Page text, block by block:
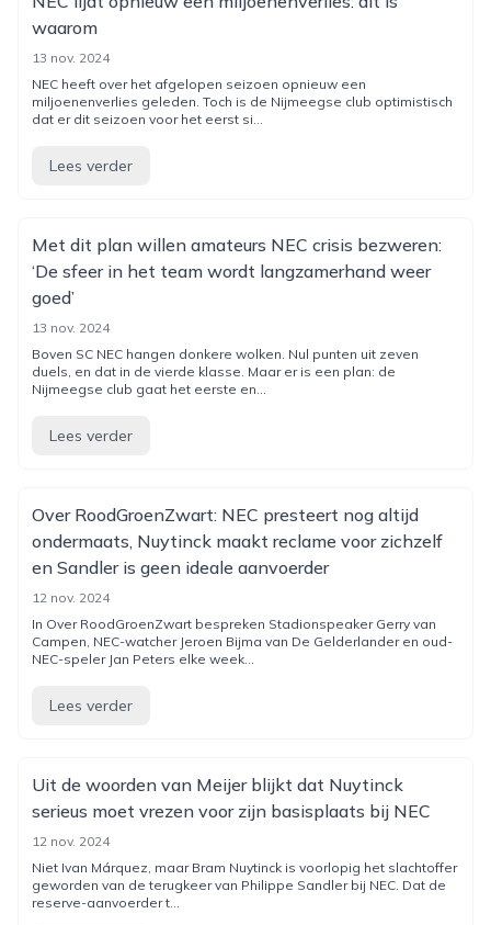
waarom
13 nov. 2024
NEC heeft over het afgelopen seizoen opnieuw een
miljoenenverlies geleden. Toch is de Nijmeegse club optimistisch
dat er dit seizoen voor het eerst si...
Lees verder
Met dit plan willen amateurs NEC crisis bezweren:
‘De sfeer in het team wordt langzamerhand weer
goed’
13 nov. 2024
Boven SC NEC hangen donkere wolken. Nul punten uit zeven
duels, en dat in de vierde klasse. Maar er is een plan: de
Nijmeegse club gaat het eerste en...
Lees verder
Over RoodGroenZwart: NEC presteert nog altijd
ondermaats, Nuytinck maakt reclame voor zichzelf
en Sandler is geen ideale aanvoerder
12 nov. 2024
In Over RoodGroenZwart bespreken Stadionspeaker Gerry van
Campen, NEC-watcher Jeroen Bijma van De Gelderlander en oud-
NEC-speler Jan Peters elke week...
Lees verder
Uit de woorden van Meijer blijkt dat Nuytinck
serieus moet vrezen voor zijn basisplaats bij NEC
12 nov. 2024
Niet Ivan Márquez, maar Bram Nuytinck is voorlopig het slachtoffer
geworden van de terugkeer van Philippe Sandler bij NEC. Dat de
reserve-aanvoerder t...